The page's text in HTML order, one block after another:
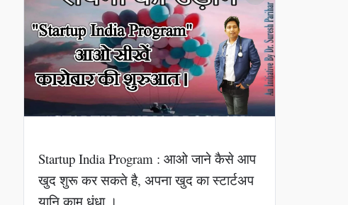
Startup India Program : आओ जाने कैसे आप
खुद शुरू कर सकते है, अपना खुद का स्टार्टअप
यानि काम धंधा ।